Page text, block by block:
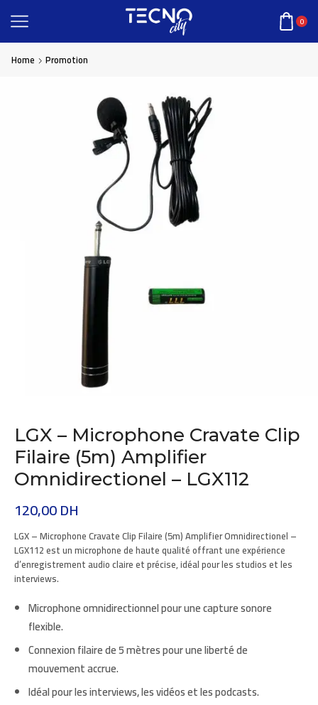
0
Home Promotion
LGX – Microphone Cravate Clip
Filaire (5m) Amplifier
Omnidirectionel – LGX112
120,00DH
LGX– Microphone Cravate Clip Filaire (5m) Amplifier Omnidirectionel –
LGX112est un microphone de haute qualité offrant une expérience
d’enregistrement audio claire et précise, idéal pour les studios et les
interviews.
Microphone omnidirectionnel pour une capture sonore
flexible.
Connexion filaire de 5 mètres pour une liberté de
mouvement accrue.
Idéal pour les interviews, les vidéos et les podcasts.